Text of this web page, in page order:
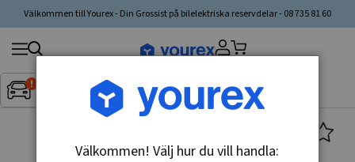
Välkommen till Yourex - Din Grossist på bilelektriska reservdelar - 08 735 81 60
Inget fordon valt▼
Sök
produkt,
tillverkare,
Välkommen! Välj hur du vill handla: